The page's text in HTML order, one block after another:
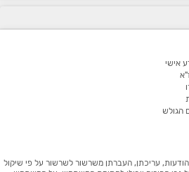
אישי
הגולש
עריכתן, העברתן משרשור לשרשור על פי שיקול